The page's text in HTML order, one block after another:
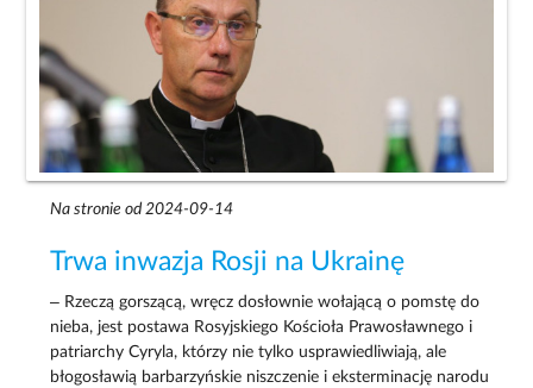
Na stronie od 2024-09-14
Trwa inwazja Rosji na Ukrainę
– Rzeczą gorszącą, wręcz dosłownie wołającą o pomstę do
nieba, jest postawa Rosyjskiego Kościoła Prawosławnego i
patriarchy Cyryla, którzy nie tylko usprawiedliwiają, ale
błogosławią barbarzyńskie niszczenie i eksterminację narodu